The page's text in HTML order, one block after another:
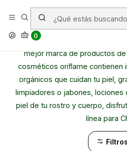
0
¿Te gusta los cosméticos
mejor marca de productos
cosméticos oriflame contienen
orgánicos que cuidan tu piel,
limpiadores o jabones, lociones
piel de tu rostro y cuerpo,
línea para
Filtros